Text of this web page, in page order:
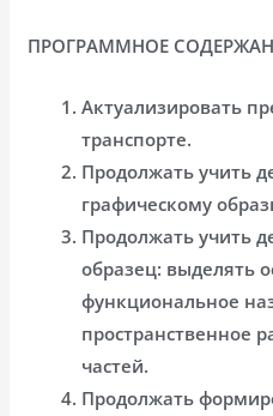
ПРОГРАММНОЕ
Актуализировать
транспорте.
Продолжать учить
графическому
Продолжать учить
образец: выделять
функциональное
пространственное
частей.
Продолжать